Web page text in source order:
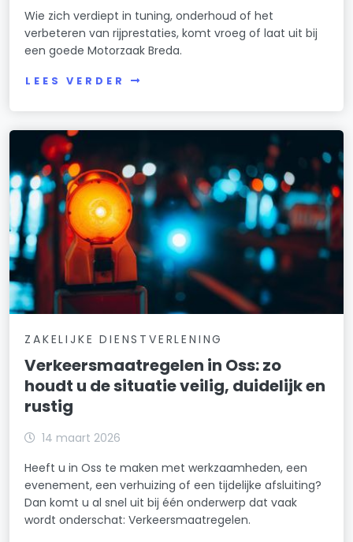
Wie zich verdiept in tuning, onderhoud of het
verbeteren van rijprestaties, komt vroeg of laat uit bij
een goede Motorzaak Breda.
LEES VERDER
ZAKELIJKE DIENSTVERLENING
Verkeersmaatregelen in Oss: zo
houdt u de situatie veilig, duidelijk en
rustig
14 maart 2026
Heeft u in Oss te maken met werkzaamheden, een
evenement, een verhuizing of een tijdelijke afsluiting?
Dan komt u al snel uit bij één onderwerp dat vaak
wordt onderschat: Verkeersmaatregelen.